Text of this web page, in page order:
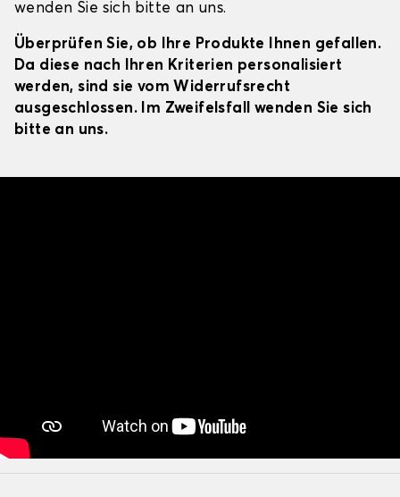
wenden Sie sich bitte an uns.
Überprüfen Sie, ob Ihre Produkte Ihnen gefallen.
Da diese nach Ihren Kriterien personalisiert
werden, sind sie vom Widerrufsrecht
ausgeschlossen. Im Zweifelsfall wenden Sie sich
bitte an uns.